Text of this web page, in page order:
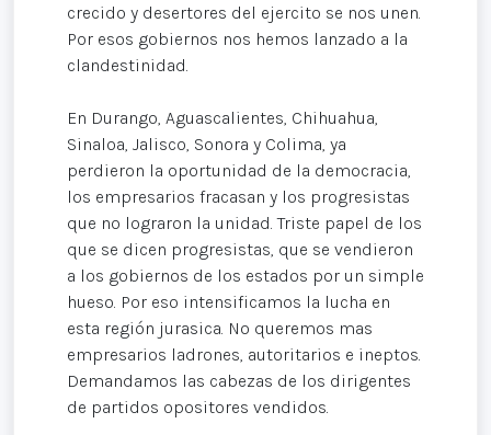
crecido y desertores del ejercito se nos unen.
Por esos gobiernos nos hemos lanzado a la
clandestinidad.
En Durango, Aguascalientes, Chihuahua,
Sinaloa, Jalisco, Sonora y Colima, ya
perdieron la oportunidad de la democracia,
los empresarios fracasan y los progresistas
que no lograron la unidad. Triste papel de los
que se dicen progresistas, que se vendieron
a los gobiernos de los estados por un simple
hueso. Por eso intensificamos la lucha en
esta región jurasica. No queremos mas
empresarios ladrones, autoritarios e ineptos.
Demandamos las cabezas de los dirigentes
de partidos opositores vendidos.